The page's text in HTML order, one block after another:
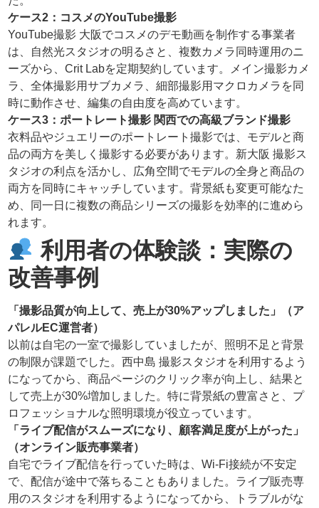
ケース2：コスメのYouTube撮影
YouTube撮影 大阪でコスメのデモ動画を制作する事業者
は、自然光スタジオの明るさと、複数カメラ同時運用のニ
ーズから、Crit Labを定期契約しています。メイン撮影カメ
ラ、全体撮影用サブカメラ、細部撮影用マクロカメラを同
時に動作させ、編集の自由度を高めています。
ケース3：ポートレート撮影 関西での高級ブランド撮影
衣料品やジュエリーのポートレート撮影では、モデルと商
品の両方を美しく撮影する必要があります。新大阪 撮影ス
タジオの利点を活かし、広角空間でモデルの全身と商品の
両方を同時にキャッチしています。背景紙も変更可能なた
め、同一日に複数の商品シリーズの撮影を効率的に進めら
れます。
利用者の体験談：実際の
改善事例
「撮影品質が向上して、売上が30%アップしました」（ア
パレルEC運営者）
以前は自宅の一室で撮影していましたが、照明不足と背景
の制限が課題でした。西中島 撮影スタジオを利用するよう
になってから、商品ページのクリック率が向上し、結果と
して売上が30%増加しました。特に背景紙の豊富さと、プ
ロフェッショナルな照明環境が役立っています。
「ライブ配信がスムーズになり、顧客満足度が上がった」
（オンライン販売事業者）
自宅でライブ配信を行っていた時は、Wi-Fi接続が不安定
で、配信が途中で落ちることもありました。ライブ販売専
用のスタジオを利用するようになってから、トラブルがな